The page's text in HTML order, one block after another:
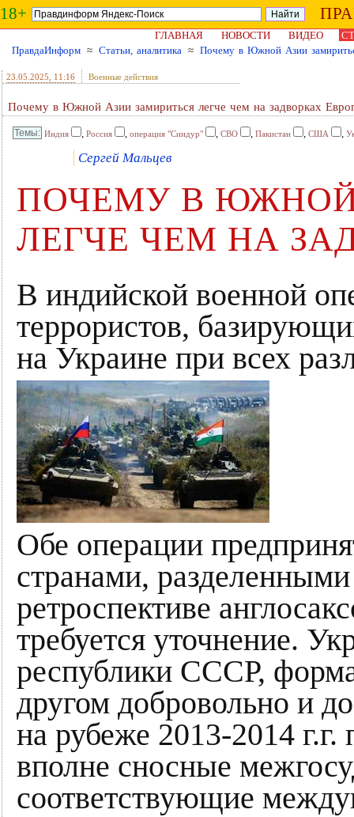
18+
ГЛАВНАЯ НОВОСТИ ВИДЕО
ПравдаИнформ ≈ Статьи, аналитика ≈ Почему в Южной Азии
23.05.2025 , 11:16 Военные действия
Почему в Южной Азии замириться легче чем на задворках
Индия , Россия , операция "Синдур" , СВО , Пакистан , США ,
Сергей Мальцев
ПОЧЕМУ В
ЛЕГЧЕ ЧЕМ НА
В индийской военной
террористов,
на Украине при всех
Обе операции
странами,
ретроспективе
требуется уточнение.
республики СССР,
другом добровольно и
на рубеже 2013-2014
вполне сносные
соответствующие